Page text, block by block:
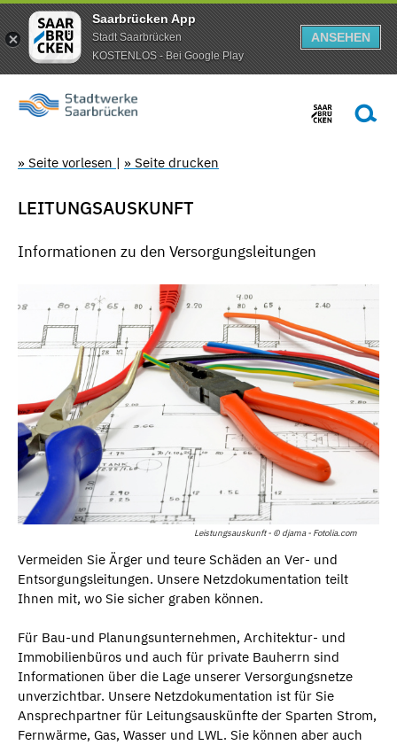
Saarbrücken App
Stadt Saarbrücken
KOSTENLOS - Bei Google Play
ANSEHEN
» Seite vorlesen | » Seite drucken
LEITUNGSAUSKUNFT
Informationen zu den Versorgungsleitungen
Leistungsauskunft - © djama - Fotolia.com
Vermeiden Sie Ärger und teure Schäden an Ver- und
Entsorgungsleitungen. Unsere Netzdokumentation teilt
Ihnen mit, wo Sie sicher graben können.
Für Bau-und Planungsunternehmen, Architektur- und
Immobilienbüros und auch für private Bauherrn sind
Informationen über die Lage unserer Versorgungsnetze
unverzichtbar. Unsere Netzdokumentation ist für Sie
Ansprechpartner für Leitungsauskünfte der Sparten Strom,
Fernwärme, Gas, Wasser und LWL. Sie können aber auch